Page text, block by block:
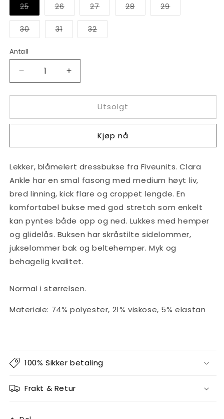
25Varianten
utsolgt
eller
utilgjengelig
26Varianten
er
utsolgt
utilgjengelig
27Varianten
er
utsolgt
28Varianten
er
29Varianten
er
30Varianten
er
31Varianten
er
32Varianten
er
Antall
Antall
antallet
for
Ankle
Blue
Øk
antallet
for
Ankle
Blue
Utsolgt
Kjøp nå
Lekker, blåmelert dressbukse fra Fiveunits. Clara
Ankle har en smal fasong med medium høyt liv,
bred linning, kick flare og croppet lengde. En
komfortabel bukse med god stretch som enkelt
kan pyntes både opp og ned. Lukkes med hemper
og glidelås. Buksen har skråstilte sidelommer,
jukselommer bak og beltehemper.Myk og
behagelig kvalitet.
Normal i størrelsen.
Materiale: 74% polyester, 21% viskose, 5% elastan
100% Sikker betaling
Frakt & Retur